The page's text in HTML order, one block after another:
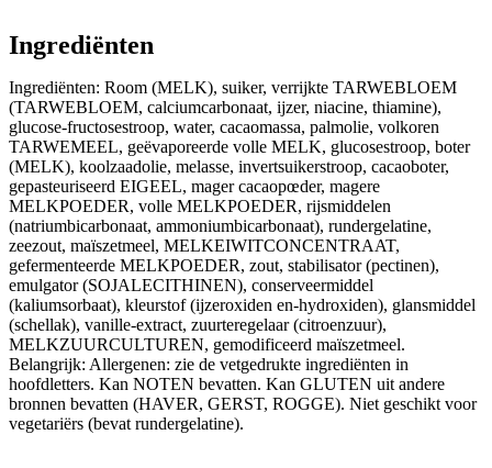
Ingrediënten
Ingrediënten: Room (MELK), suiker, verrijkte TARWEBLOEM
(TARWEBLOEM, calciumcarbonaat, ijzer, niacine, thiamine),
glucose-fructosestroop, water, cacaomassa, palmolie, volkoren
TARWEMEEL, geëvaporeerde volle MELK, glucosestroop, boter
(MELK), koolzaadolie, melasse, invertsuikerstroop, cacaoboter,
gepasteuriseerd EIGEEL, mager cacaopœder, magere
MELKPOEDER, volle MELKPOEDER, rijsmiddelen
(natriumbicarbonaat, ammoniumbicarbonaat), rundergelatine,
zeezout, maïszetmeel, MELKEIWITCONCENTRAAT,
gefermenteerde MELKPOEDER, zout, stabilisator (pectinen),
emulgator (SOJALECITHINEN), conserveermiddel
(kaliumsorbaat), kleurstof (ijzeroxiden en-hydroxiden), glansmiddel
(schellak), vanille-extract, zuurteregelaar (citroenzuur),
MELKZUURCULTUREN, gemodificeerd maïszetmeel.
Belangrijk: Allergenen: zie de vetgedrukte ingrediënten in
hoofdletters. Kan NOTEN bevatten. Kan GLUTEN uit andere
bronnen bevatten (HAVER, GERST, ROGGE). Niet geschikt voor
vegetariërs (bevat rundergelatine).